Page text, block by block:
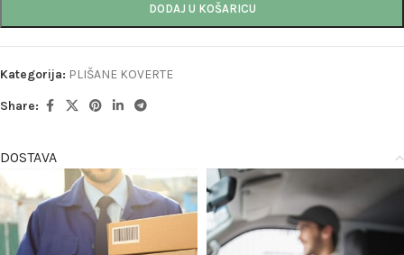
DODAJ U KOŠARICU
Kategorija: PLIŠANE KOVERTE
Share:
DOSTAVA